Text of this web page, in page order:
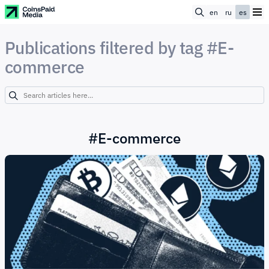
en ru es
Publications filtered by tag #E-
commerce
#E-commerce